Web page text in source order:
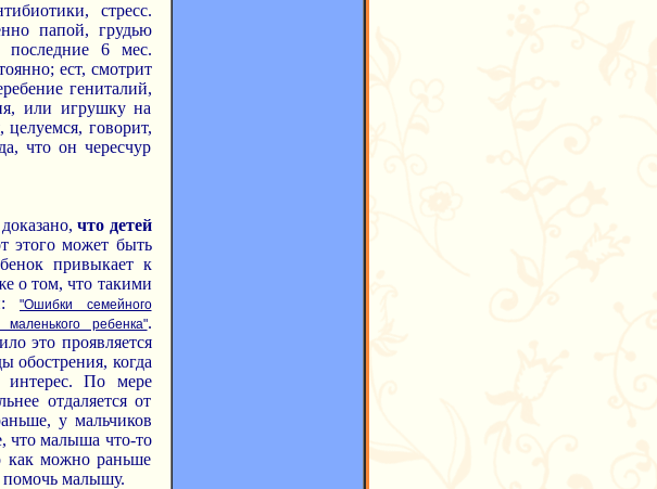
стресс.
папой, грудью
последние 6 мес.
ест, смотрит
гениталий,
или игрушку на
говорит,
что он чересчур
что детей
этого может быть
привыкает к
о том, что такими
"Ошибки семейного
ребенка".
это проявляется
обострения, когда
По мере
отдаляется от
у мальчиков
что малыша что-то
как можно раньше
помочь малышу.